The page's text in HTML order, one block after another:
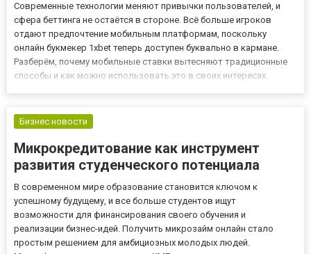
Современные технологии меняют привычки пользователей, и
сфера беттинга не остаётся в стороне. Всё больше игроков
отдают предпочтение мобильным платформам, поскольку
онлайн букмекер 1xbet теперь доступен буквально в кармане.
Разберём, почему мобильные ставки вытесняют традиционные
способы и как можно использовать это в своих интересах.
Смартфон позволяе...
Бизнес новости
Микрокредитование как инструмент
развития студенческого потенциала
В современном мире образование становится ключом к
успешному будущему, и все больше студентов ищут
возможности для финансирования своего обучения и
реализации бизнес-идей. Получить микрозайм онлайн стало
простым решением для амбициозных молодых людей.